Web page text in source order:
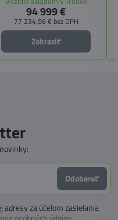
CITY, TECHNO, SICHERHEIT a
MEGA WINTER získate maximálnu
bezpečnosť, pohodlie a
technologické inovácie. Ideálna
voľba pre tých, ktorí hľadajú luxus,
funkčnosť a slobodu na cestách.
94 999 €
77 234,96 € bez DPH
Zobraziť
Odoberať
za účelom zasielania